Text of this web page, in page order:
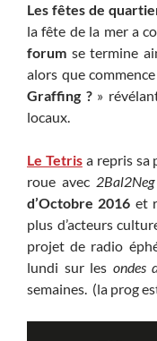
Les fêtes de
la fête de la mer a
forum se termine
alors que
Graffing ?»
locaux.
Le Tetrisa repris sa
roue avec 2Bal2Neg
d’Octobre 2016 et
plus d’acteurs
projet de radio
lundi sur les ondes
semaines. (la prog